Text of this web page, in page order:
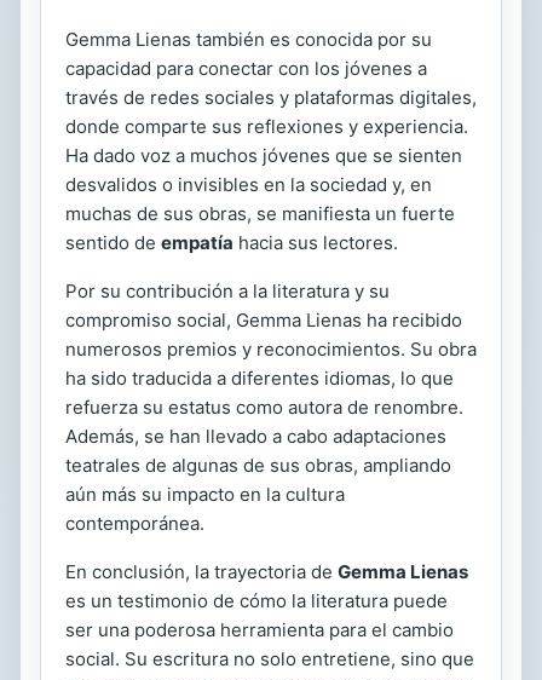
Gemma Lienas también es conocida por su
capacidad para conectar con los jóvenes a
través de redes sociales y plataformas digitales,
donde comparte sus reflexiones y experiencia.
Ha dado voz a muchos jóvenes que se sienten
desvalidos o invisibles en la sociedad y, en
muchas de sus obras, se manifiesta un fuerte
sentido de empatía hacia sus lectores.
Por su contribución a la literatura y su
compromiso social, Gemma Lienas ha recibido
numerosos premios y reconocimientos. Su obra
ha sido traducida a diferentes idiomas, lo que
refuerza su estatus como autora de renombre.
Además, se han llevado a cabo adaptaciones
teatrales de algunas de sus obras, ampliando
aún más su impacto en la cultura
contemporánea.
En conclusión, la trayectoria de Gemma Lienas
es un testimonio de cómo la literatura puede
ser una poderosa herramienta para el cambio
social. Su escritura no solo entretiene, sino que